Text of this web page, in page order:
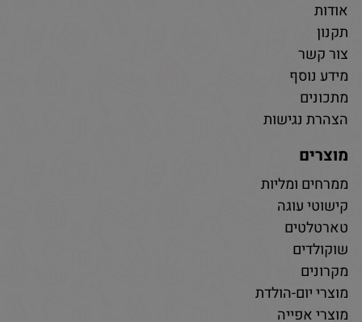
אודות
תקנון
צור קשר
מידע נוסף
מתכונים
הצהרת נגישות
מוצרים
ממרחים ומליות
קישוטי עוגה
טארטלטים
שוקולדים
מקרונים
מוצרי יום-הולדת
מוצרי אפייה